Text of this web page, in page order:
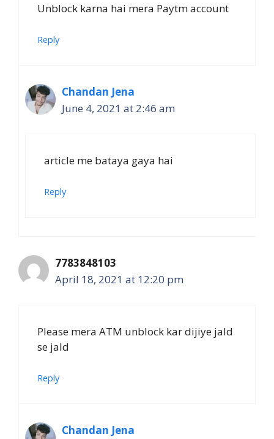
Unblock karna hai mera Paytm account
Reply
Chandan Jena
June 4, 2021 at 2:46 am
article me bataya gaya hai
Reply
7783848103
April 18, 2021 at 12:20 pm
Please mera ATM unblock kar dijiye jald
se jald
Reply
Chandan Jena